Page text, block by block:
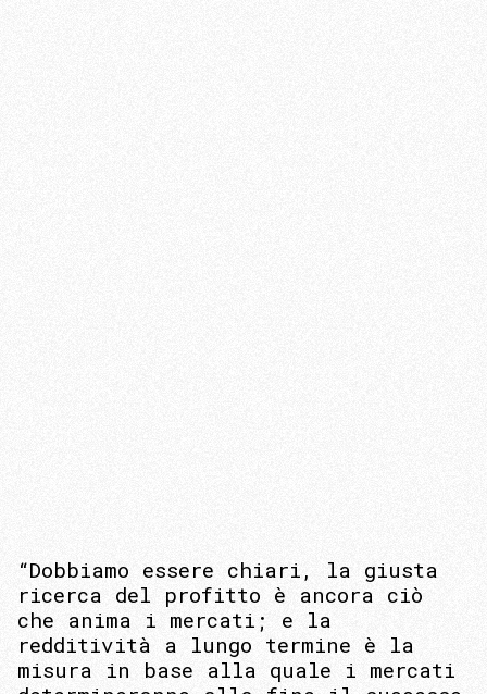
“Dobbiamo essere chiari, la giusta
ricerca del profitto è ancora ciò
che anima i mercati; e la
redditività a lungo termine è la
misura in base alla quale i mercati